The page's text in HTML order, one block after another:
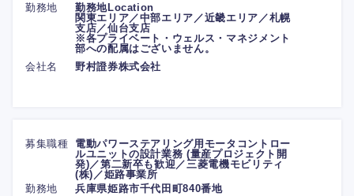
勤務地
勤務地Location
関東エリア／中部エリア／近畿エリア／札幌
支店／仙台支店
※各プライベート・ウェルス・マネジメント
部への配属はございません。
会社名
野村證券株式会社
募集職種
電動パワーステアリング用モータコントロー
ルユニットの設計業務 (量産プロジェクト開
発)／第二新卒も歓迎／三菱電機モビリティ
(株)／姫路事業所
勤務地
兵庫県姫路市千代田町840番地